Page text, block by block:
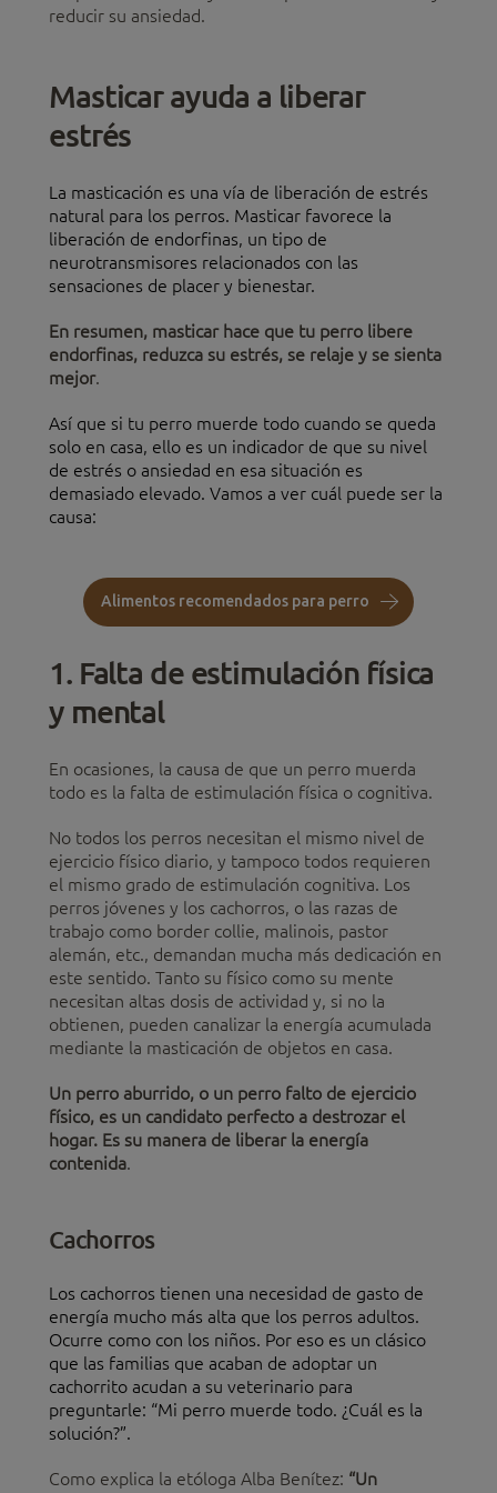
reducir su ansiedad.
Masticar ayuda a liberar
estrés
La masticación es una vía de liberación de estrés
natural para los perros. Masticar favorece la
liberación de endorfinas, un tipo de
neurotransmisores relacionados con las
sensaciones de placer y bienestar.
En resumen, masticar hace que tu perro libere
endorfinas, reduzca su estrés, se relaje y se sienta
mejor.
Así que si tu perro muerde todo cuando se queda
solo en casa, ello es un indicador de que su nivel
de estrés o ansiedad en esa situación es
demasiado elevado. Vamos a ver cuál puede ser la
causa:
Alimentos recomendados para perro
1. Falta de estimulación física
y mental
En ocasiones, la causa de que un perro muerda
todo es la falta de estimulación física o cognitiva.
No todos los perros necesitan el mismo nivel de
ejercicio físico diario, y tampoco todos requieren
el mismo grado de estimulación cognitiva. Los
perros jóvenes y los cachorros, o las razas de
trabajo como border collie, malinois, pastor
alemán, etc., demandan mucha más dedicación en
este sentido. Tanto su físico como su mente
necesitan altas dosis de actividad y, si no la
obtienen, pueden canalizar la energía acumulada
mediante la masticación de objetos en casa.
Un perro aburrido, o un perro falto de ejercicio
físico, es un candidato perfecto a destrozar el
hogar. Es su manera de liberar la energía
contenida.
Cachorros
Los cachorros tienen una necesidad de gasto de
energía mucho más alta que los perros adultos.
Ocurre como con los niños. Por eso es un clásico
que las familias que acaban de adoptar un
cachorrito acudan a su veterinario para
preguntarle: “Mi perro muerde todo. ¿Cuál es la
solución?”.
Como explica la etóloga Alba Benítez: “Un